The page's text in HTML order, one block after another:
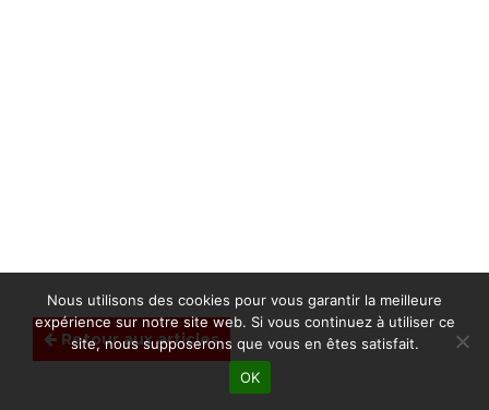
Retour aux articles
Nous utilisons des cookies pour vous garantir la meilleure
expérience sur notre site web. Si vous continuez à utiliser ce
site, nous supposerons que vous en êtes satisfait.
OK